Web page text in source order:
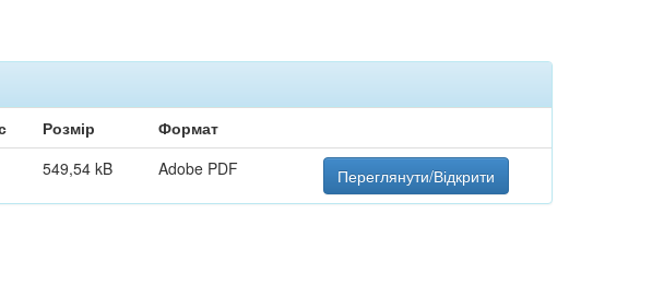
Розмір
Формат
549,54 kB Adobe PDF Переглянути/Відкрити